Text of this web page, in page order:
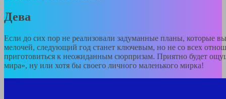
Дева
Если до сих пор не реализовали задуманные планы, которые
мелочей, следующий год станет ключевым, но не со всех
приготовиться к неожиданным сюрпризам. Приятно будет
мира», ну или хотя бы своего личного маленького мирка!